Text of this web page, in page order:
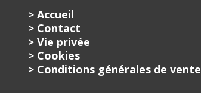
> Accueil
> Contact
> Vie privée
> Cookies
> Conditions générales de vente